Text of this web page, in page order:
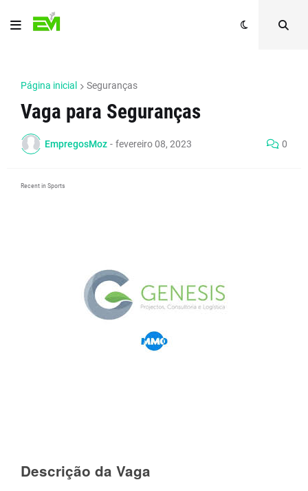
Página inicial Seguranças
Vaga para Seguranças
EmpregosMoz - fevereiro 08, 2023 0
Recent in Sports
Descrição da Vaga